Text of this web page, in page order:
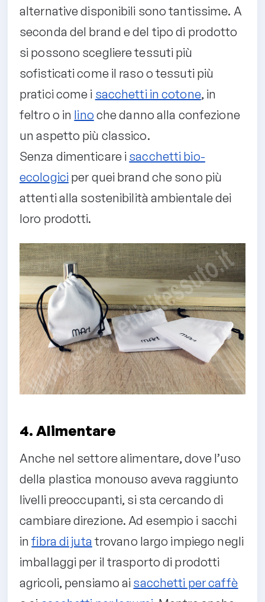
alternative disponibili sono tantissime. A
seconda del brand e del tipo di prodotto
si possono scegliere tessuti più
sofisticati come il raso o tessuti più
pratici come i sacchetti in cotone, in
feltro o in lino che danno alla confezione
un aspetto più classico.
Senza dimenticare i sacchetti bio-
ecologici per quei brand che sono più
attenti alla sostenibilità ambientale dei
loro prodotti.
4. Alimentare
Anche nel settore alimentare, dove l’uso
della plastica monouso aveva raggiunto
livelli preoccupanti, si sta cercando di
cambiare direzione. Ad esempio i sacchi
infibra di juta trovano largo impiego negli
imballaggi per il trasporto di prodotti
agricoli, pensiamo ai sacchetti per caffè